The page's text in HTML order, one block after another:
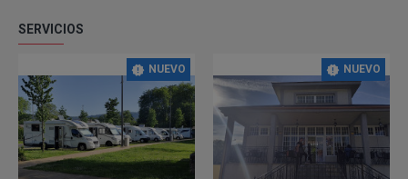
SERVICIOS
NUEVO NUEVO